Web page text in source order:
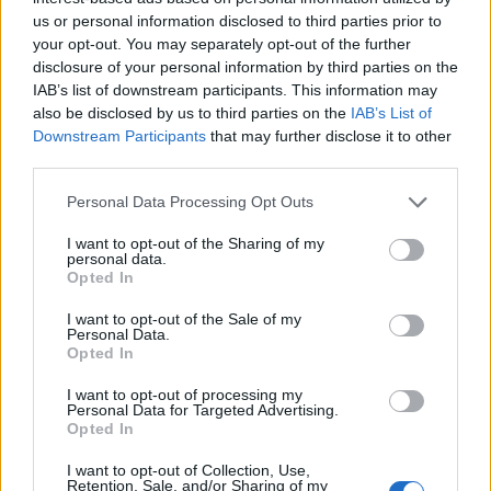
us or personal information disclosed to third parties prior to
your opt-out. You may separately opt-out of the further
disclosure of your personal information by third parties on the
IAB’s list of downstream participants. This information may
also be disclosed by us to third parties on the IAB’s List of
Downstream Participants that may further disclose it to other
Personal Data Processing Opt Outs
I want to opt-out of the Sharing of my
personal data.
Opted In
I want to opt-out of the Sale of my
Personal Data.
Opted In
I want to opt-out of processing my
Personal Data for Targeted Advertising.
Opted In
I want to opt-out of Collection, Use,
Retention, Sale, and/or Sharing of my
Aksident fatal në Durrës,
makina përplas për vdekje
këmbësorin; drejtuesi
shoqërohet në polici
Protesta e 67-të,
qytetarët marshojnë drejt
Liqenit Artificial:
“Shqipëria meriton
revolucion”
14 vatra zjarri brenda 10
orësh, 7 ende aktive;
gjendja më e rënduar në
Mallakastër, angazhohen
Itali, ndërron jetë shqiptari
33-vjeçar